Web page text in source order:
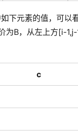
下元素的值，可
为B，从左上方[i-
c